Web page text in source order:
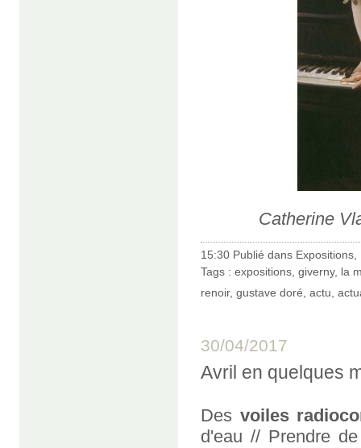
Catherine
15:30 Publié dans Expositions,
Tags : expositions, giverny, la
renoir, gustave doré, actu,
30/04/2017
Avril en quelques
Des voiles
d'eau // Prendre